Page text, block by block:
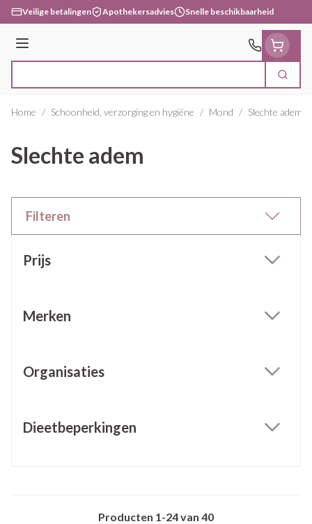
Ga naar de inhoud
Veilige betalingen Apothekersadvies Snelle beschikbaarheid
Menu
Zoek
Home / Schoonheid, verzorging en hygiëne / Mond / Slechte adem
Slechte adem
Filteren
Prijs
Merken
Organisaties
Dieetbeperkingen
Producten 1-24van 40